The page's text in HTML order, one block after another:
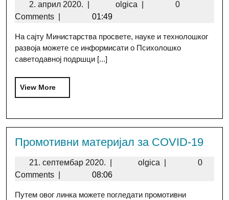
2. април 2020. olgica
0
Comments
01:49
На сајту Министарства просвете, науке и технолошког
развоја можете се информисати о Психолошко
саветодавној подршци [...]
View More
Промотивни материјал за COVID-19
21. септембар 2020. olgica
0
Comments
08:06
Путем овог линка можете погледати промотивни